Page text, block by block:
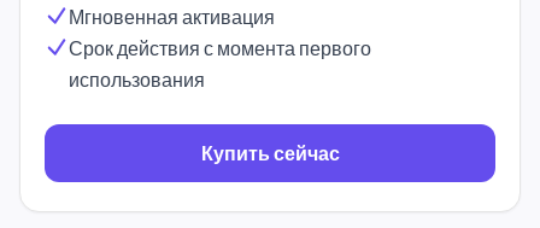
Мгновенная активация
Срок действия с момента первого
использования
Купить сейчас